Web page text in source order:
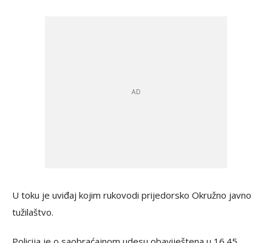
U toku je uviđaj kojim rukovodi prijedorsko Okružno javno
tužilaštvo.